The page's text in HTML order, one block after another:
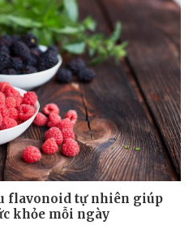
flavonoid tự nhiên giúp
khỏe mỗi ngày